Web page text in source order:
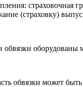
страховочная
(страховку)
оборудованы
обвязки может